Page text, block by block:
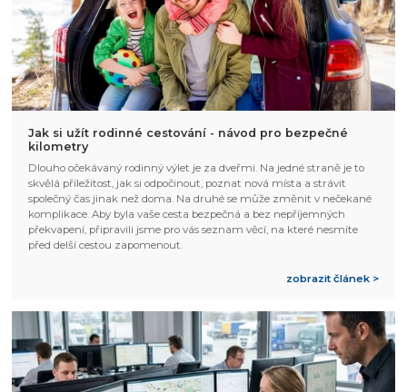
Jak si užít rodinné cestování - návod pro bezpečné
kilometry
Dlouho očekávaný rodinný výlet je za dveřmi. Na jedné straně je to
skvělá příležitost, jak si odpočinout, poznat nová místa a strávit
společný čas jinak než doma. Na druhé se může změnit v nečekané
komplikace. Aby byla vaše cesta bezpečná a bez nepříjemných
překvapení, připravili jsme pro vás seznam věcí, na které nesmíte
před delší cestou zapomenout.
zobrazit článek >